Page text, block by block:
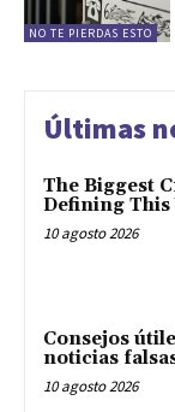
NO TE PIERDAS ESTO
Últimas
The Biggest
Defining This
10 agosto 2026
Consejos
noticias
10 agosto 2026